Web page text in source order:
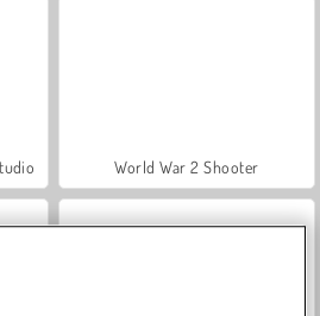
World War 2 Shooter